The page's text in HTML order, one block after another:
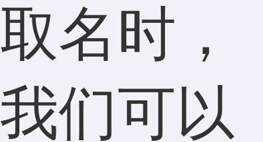
取名时，
我们可以